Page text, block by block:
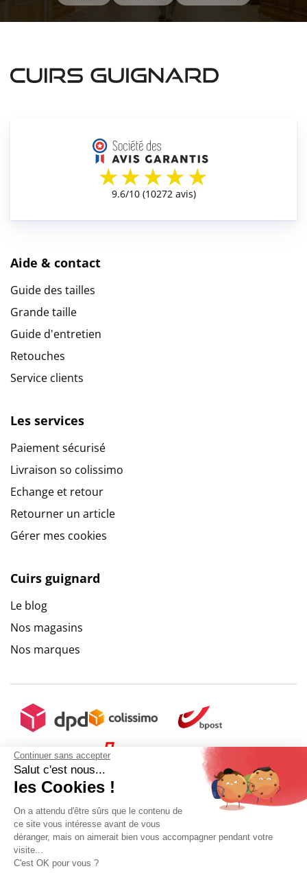
Continuer sans accepter
Salut c'est nous...
les Cookies !
On a attendu d'être sûrs que le contenu de
ce site vous intéresse avant de vous
déranger, mais on aimerait bien vous accompagner pendant votre
visite...
C'est OK pour vous ?
Aide & contact
Guide des tailles
Grande taille
Guide d'entretien
Retouches
Service clients
Les services
Paiement sécurisé
Livraison so colissimo
Echange et retour
Retourner un article
Gérer mes cookies
Cuirs guignard
Le blog
Nos magasins
Nos marques